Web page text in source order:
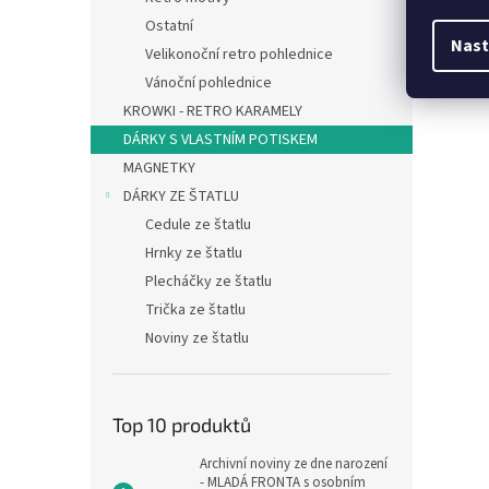
Ostatní
Velikonoční retro pohlednice
Vánoční pohlednice
KROWKI - RETRO KARAMELY
DÁRKY S VLASTNÍM POTISKEM
MAGNETKY
DÁRKY ZE ŠTATLU
Cedule ze štatlu
Hrnky ze štatlu
Plecháčky ze štatlu
Trička ze štatlu
Noviny ze štatlu
Top 10 produktů
Archivní noviny ze dne narození
- MLADÁ FRONTA s osobním